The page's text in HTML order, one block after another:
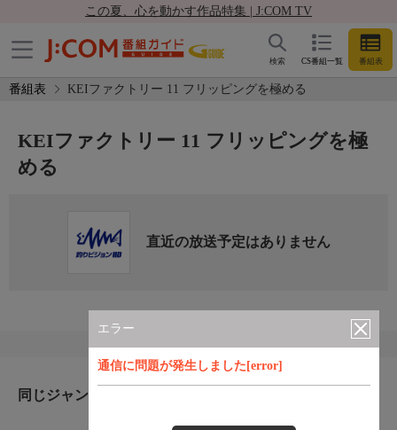
この夏、心を動かす作品特集 | J:COM TV
CS番組一覧 番組表
検索
番組表 KEIファクトリー 11 フリッピングを極める
エラー
通信に問題が発生しました[error]
KEIファクトリー 11 フリッピングを極
める
直近の放送予定はありません
同じジャンルのおすすめ番組